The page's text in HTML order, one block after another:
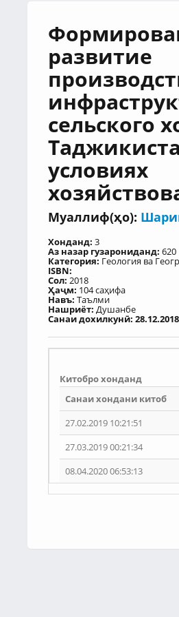
развитие
сельского
условиях
Муаллиф(ҳо):
Хонданд: 3
Аз назар гузарониданд: 620
Категория: Геология ва
ISBN:
Сол: 2018
Ҳаҷм: 104 саҳифа
Навъ: Таълми
Нашриёт: Душанбе
Санаи дохилкунӣ: 28.12.2018
Китобро хонданд
Санаи хондани китоб
27.02.2019 10:21:51
27.03.2019 00:21:34
08.04.2020 06:53:13